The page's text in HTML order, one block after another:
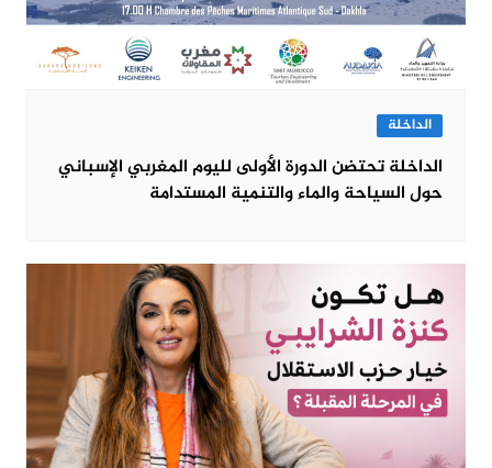
الداخلة
الداخلة تحتضن الدورة الأولى لليوم المغربي الإسباني
حول السياحة والماء والتنمية المستدامة